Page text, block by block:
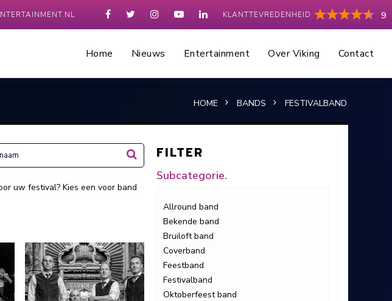
KLANTTEVREDENHEID 9
Home Nieuws Entertainment Over Viking Contact
HOME BANDS FESTIVALBAND
uw festival? Kies een voor band
FILTER
Subcategorie.
Allround band
Bekende band
Bruiloft band
Coverband
Feestband
Festivalband
Oktoberfeest band